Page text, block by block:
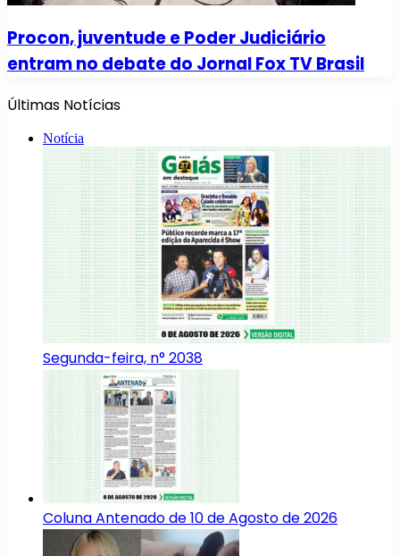
Procon, juventude e Poder Judiciário
entram no debate do Jornal Fox TV Brasil
Últimas Notícias
Notícia
Segunda-feira, n° 2038
Coluna Antenado de 10 de Agosto de 2026